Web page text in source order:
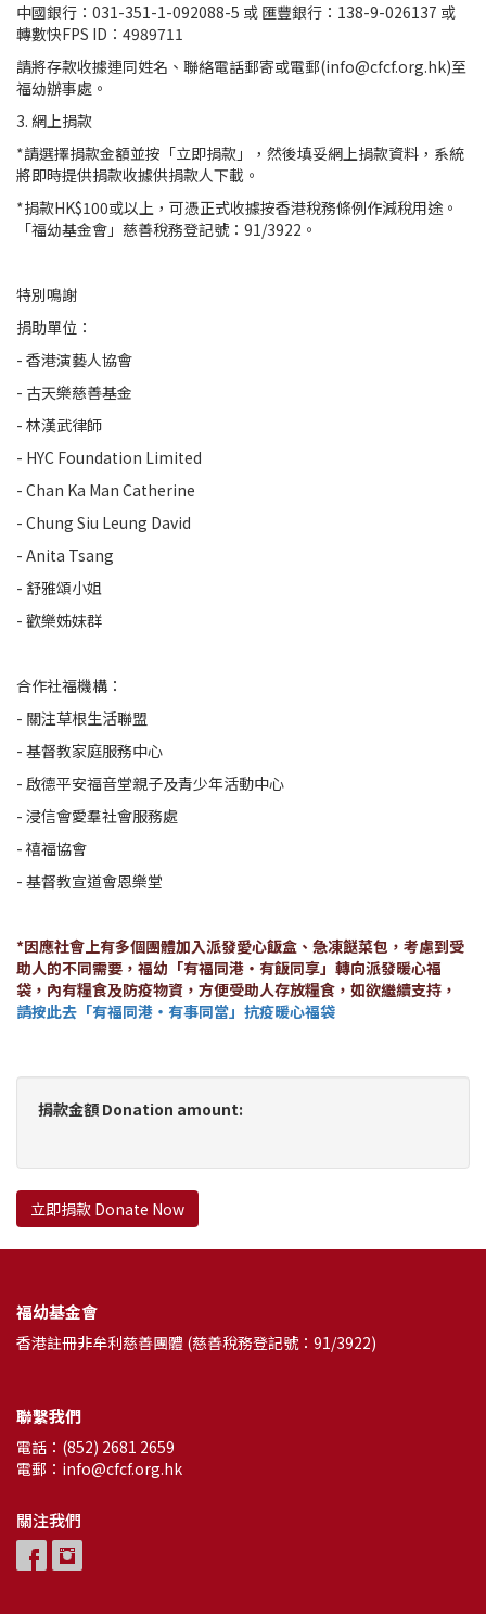
中國銀行：031-351-1-092088-5 或 匯豐銀行：138-9-026137 或
轉數快FPS ID：4989711
請將存款收據連同姓名、聯絡電話郵寄或電郵(info@cfcf.org.hk)至
福幼辦事處。
3. 網上捐款
*請選擇捐款金額並按「立即捐款」，然後填妥網上捐款資料，系統
將即時提供捐款收據供捐款人下載。
*捐款HK$100或以上，可憑正式收據按香港稅務條例作減稅用途。
「福幼基金會」慈善稅務登記號：91/3922。
特別鳴謝
捐助單位：
- 香港演藝人協會
- 古天樂慈善基金
- 林漢武律師
- HYC Foundation Limited
- Chan Ka Man Catherine
- Chung Siu Leung David
- Anita Tsang
- 舒雅頌小姐
- 歡樂姊妹群
合作社福機構：
- 關注草根生活聯盟
- 基督教家庭服務中心
- 啟德平安福音堂親子及青少年活動中心
- 浸信會愛羣社會服務處
- 禧福協會
- 基督教宣道會恩樂堂
*因應社會上有多個團體加入派發愛心飯盒、急凍餸菜包，考慮到受
助人的不同需要，福幼「有福同港‧有飯同享」轉向派發暖心福
袋，內有糧食及防疫物資，方便受助人存放糧食，如欲繼續支持，
請按此去「有福同港‧有事同當」抗疫暖心福袋
捐款金額 Donation amount:
立即捐款 Donate Now
福幼基金會
香港註冊非牟利慈善團體 (慈善稅務登記號：91/3922)
聯繫我們
電話：(852) 2681 2659
電郵：info@cfcf.org.hk
關注我們